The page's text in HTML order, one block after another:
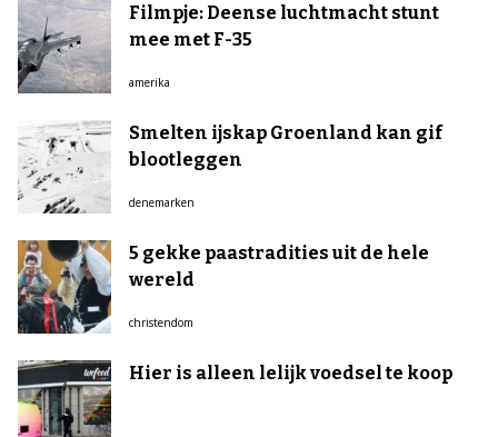
Filmpje: Deense luchtmacht stunt
mee met F-35
amerika
Smelten ijskap Groenland kan gif
blootleggen
denemarken
5 gekke paastradities uit de hele
wereld
christendom
Hier is alleen lelijk voedsel te koop